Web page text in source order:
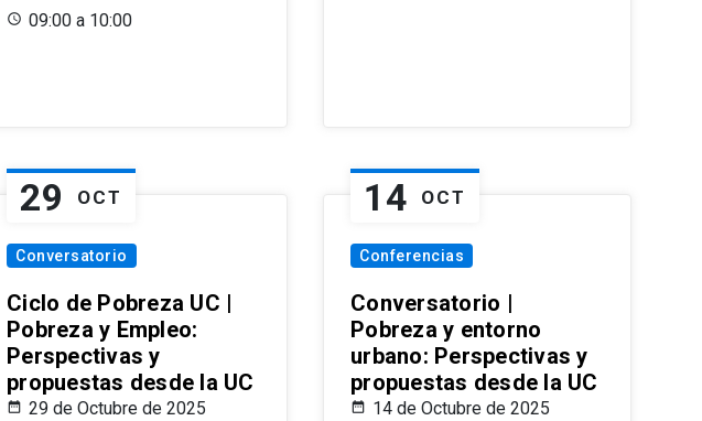
09:00 a 10:00
29 OCT
Conversatorio
Ciclo de Pobreza UC |
Pobreza y Empleo:
Perspectivas y
propuestas desde la UC
29 de Octubre de 2025
14 OCT
Conferencias
Conversatorio |
Pobreza y entorno
urbano: Perspectivas y
propuestas desde la UC
14 de Octubre de 2025